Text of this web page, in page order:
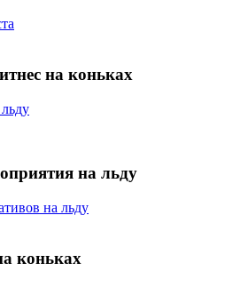
на коньках
на льду
на льду
коньках